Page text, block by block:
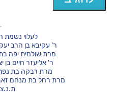
לעלוי נשמת
ר' עקיבא בן הרב
מרת שולמית יפה
ר' אליעזר חיים בן
מרת רבקה בת
מרת רחל בת מנחם